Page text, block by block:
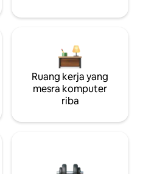
Ruang kerja yang
mesra komputer
riba